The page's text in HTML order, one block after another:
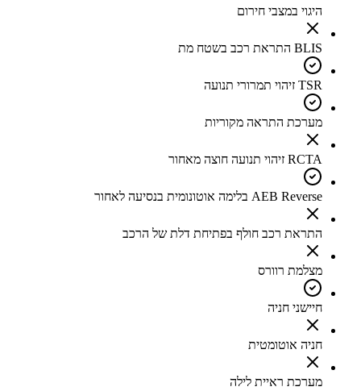
היגוי במצבי חירום
BLIS התראת רכב בשטח מת
TSR זיהוי תמרורי תנועה
מערכת התראה מקוריות
RCTA זיהוי תנועה חוצה מאחור
AEB Reverse בלימה אוטונומית בנסיעה לאחור
התראת רכב חולף בפתיחת דלת של הרכב
מצלמת רוורס
חיישני חניה
חניה אוטומטית
מערכת ראיית לילה